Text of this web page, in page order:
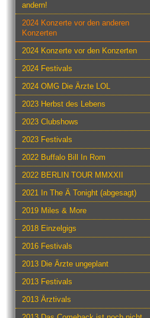
andern!
2024 Konzerte vor den anderen
Konzerten
2024 Konzerte vor den Konzerten
2024 Festivals
2024 OMG Die Ärzte LOL
2023 Herbst des Lebens
2023 Clubshows
2023 Festivals
2022 Buffalo Bill In Rom
2022 BERLIN TOUR MMXXII
2021 In The Ä Tonight (abgesagt)
2019 Miles & More
2018 Einzelgigs
2016 Festivals
2013 Die Ärzte ungeplant
2013 Festivals
2013 Ärztivals